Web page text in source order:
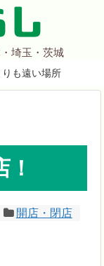
埼玉・茨城
も遠い場所
開店・閉店